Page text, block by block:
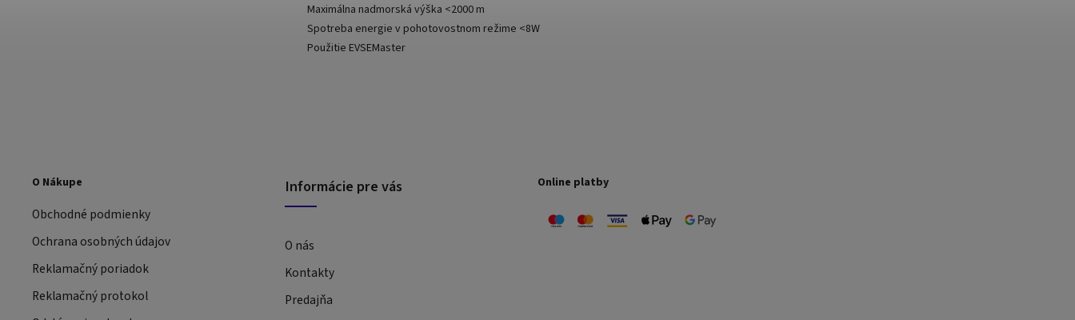
Maximálna nadmorská výška <2000 m
Spotreba energie v pohotovostnom režime <8W
Použitie EVSEMaster
O Nákupe
Obchodné podmienky
Ochrana osobných údajov
Reklamačný poriadok
Reklamačný protokol
Informácie pre vás
O nás
Kontakty
Predajňa
Online platby